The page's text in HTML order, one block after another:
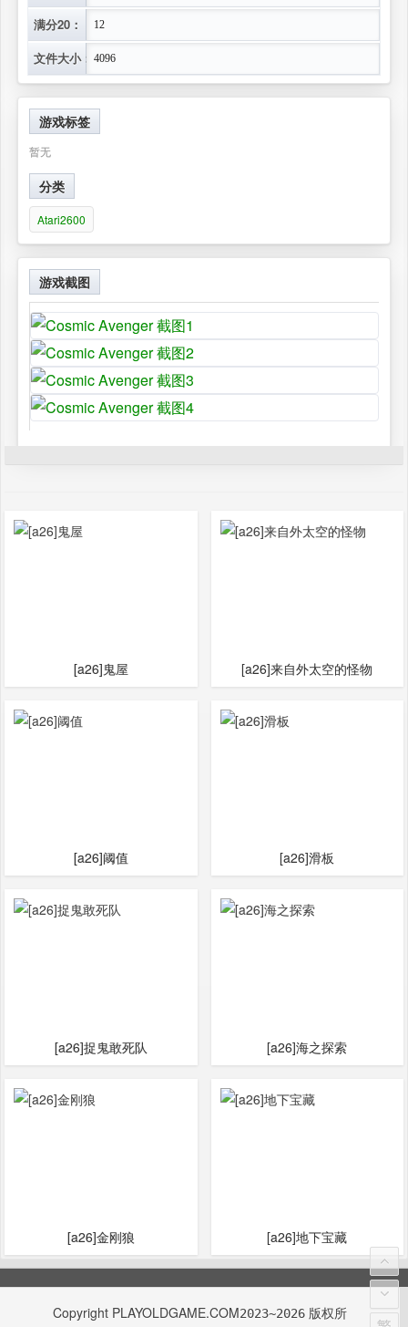
满分20： 12
文件大小： 4096
游戏标签
暂无
分类
Atari2600
游戏截图
[a26]鬼屋 [a26]来自外太空的怪物
[a26]阈值 [a26]滑板
[a26]捉鬼敢死队 [a26]海之探索
[a26]金刚狼 [a26]地下宝藏
Copyright PLAYOLDGAME.COM2023~2026 版权所